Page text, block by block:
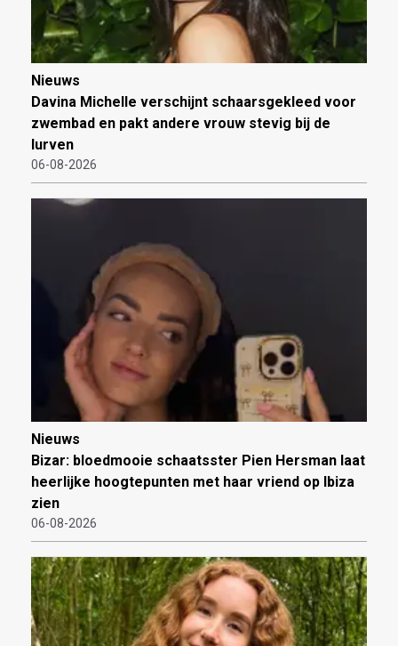
Nieuws
Davina Michelle verschijnt schaarsgekleed voor
zwembad en pakt andere vrouw stevig bij de
lurven
06-08-2026
Nieuws
Bizar: bloedmooie schaatsster Pien Hersman laat
heerlijke hoogtepunten met haar vriend op Ibiza
zien
06-08-2026